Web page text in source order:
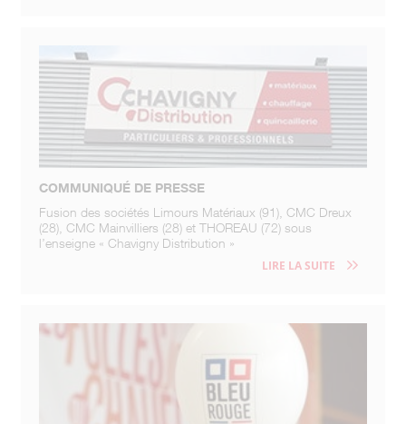
COMMUNIQUÉ DE PRESSE
Fusion des sociétés Limours Matériaux (91), CMC Dreux
(28), CMC Mainvilliers (28) et THOREAU (72) sous
l’enseigne « Chavigny Distribution »
LIRE LA SUITE